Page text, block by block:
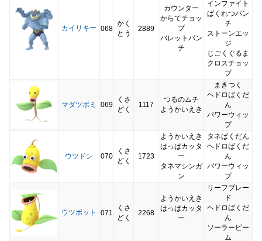
カイリキー 068
かく
とう
2889
カウンター
からてチョッ
プ
バレットパン
チ
インファイト
ばくれつパン
チ
ストーンエッ
ジ
じごくぐるま
クロスチョッ
プ
マダツボミ 069
くさ
どく
1117
つるのムチ
ようかいえき
まきつく
ヘドロばくだ
ん
パワーウィッ
プ
ウツドン 070
くさ
どく
1723
ようかいえき
はっぱカッタ
ー
タネマシンガ
ン
タネばくだん
ヘドロばくだ
ん
パワーウィッ
プ
ウツボット 071
くさ
どく
2268
ようかいえき
はっぱカッタ
ー
リーフブレー
ド
ヘドロばくだ
ん
ソーラービー
ム